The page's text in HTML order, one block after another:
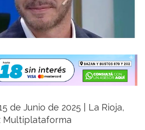
de Junio de 2025 | La Rioja,
Multiplataforma